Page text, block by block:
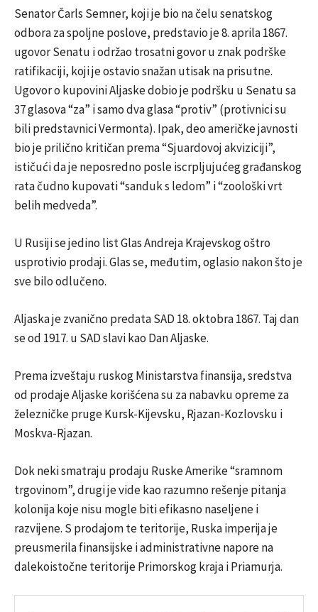
Senator Čarls Semner, koji je bio na čelu senatskog
odbora za spoljne poslove, predstavio je 8. aprila 1867.
ugovor Senatu i održao trosatni govor u znak podrške
ratifikaciji, koji je ostavio snažan utisak na prisutne.
Ugovor o kupovini Aljaske dobio je podršku u Senatu sa
37 glasova “za” i samo dva glasa “protiv” (protivnici su
bili predstavnici Vermonta). Ipak, deo američke javnosti
bio je prilično kritičan prema “Sjuardovoj akviziciji”,
ističući da je neposredno posle iscrpljujućeg građanskog
rata čudno kupovati “sanduk s ledom” i “zoološki vrt
belih medveda”.
U Rusiji se jedino list Glas Andreja Krajevskog oštro
usprotivio prodaji. Glas se, međutim, oglasio nakon što je
sve bilo odlučeno.
Aljaska je zvanično predata SAD 18. oktobra 1867. Taj dan
se od 1917. u SAD slavi kao Dan Aljaske.
Prema izveštaju ruskog Ministarstva finansija, sredstva
od prodaje Aljaske korišćena su za nabavku opreme za
železničke pruge Kursk-Kijevsku, Rjazan-Kozlovsku i
Moskva-Rjazan.
Dok neki smatraju prodaju Ruske Amerike “sramnom
trgovinom”, drugi je vide kao razumno rešenje pitanja
kolonija koje nisu mogle biti efikasno naseljene i
razvijene. S prodajom te teritorije, Ruska imperija je
preusmerila finansijske i administrativne napore na
dalekoistočne teritorije Primorskog kraja i Priamurja.